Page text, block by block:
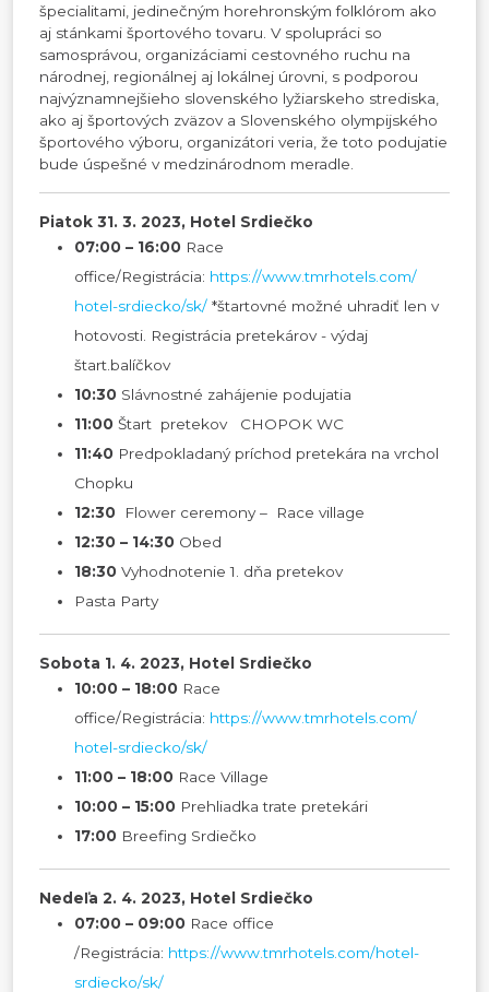
špecialitami, jedinečným horehronským folklórom ako
aj stánkami športového tovaru. V spolupráci so
samosprávou, organizáciami cestovného ruchu na
národnej, regionálnej aj lokálnej úrovni, s podporou
najvýznamnejšieho slovenského lyžiarskeho strediska,
ako aj športových zväzov a Slovenského olympijského
športového výboru, organizátori veria, že toto podujatie
bude úspešné v medzinárodnom meradle.
Piatok 31. 3. 2023, Hotel Srdiečko
07:00 – 16:00 Race
office/Registrácia: https://www.tmrhotels.com/
hotel-srdiecko/sk/ *štartovné možné uhradiť len v
hotovosti. Registrácia pretekárov - výdaj
štart.balíčkov
10:30 Slávnostné zahájenie podujatia
11:00 Štart pretekov CHOPOK WC
11:40 Predpokladaný príchod pretekára na vrchol
Chopku
12:30 Flower ceremony – Race village
12:30 – 14:30 Obed
18:30 Vyhodnotenie 1. dňa pretekov
Pasta Party
Sobota 1. 4. 2023, Hotel Srdiečko
10:00 – 18:00 Race
office/Registrácia: https://www.tmrhotels.com/
hotel-srdiecko/sk/
11:00 – 18:00 Race Village
10:00 – 15:00 Prehliadka trate pretekári
17:00 Breefing Srdiečko
Nedeľa 2. 4. 2023, Hotel Srdiečko
07:00 – 09:00 Race office
/Registrácia: https://www.tmrhotels.com/hotel-
srdiecko/sk/